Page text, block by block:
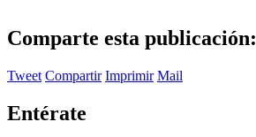
Comparte esta publicación:
Tweet Compartir Imprimir Mail
Entérate